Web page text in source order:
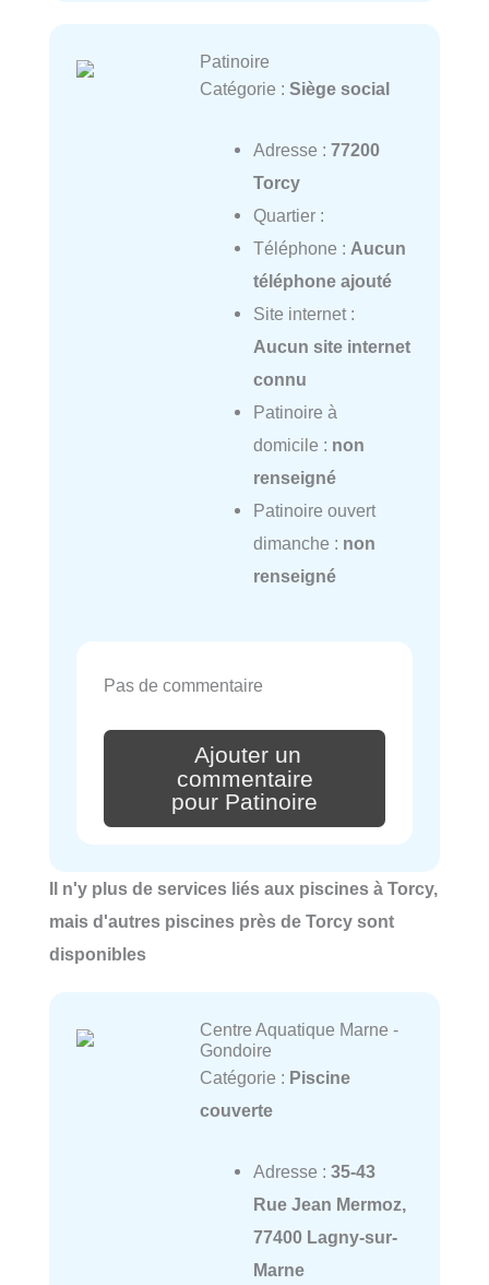
Patinoire
Catégorie : Siège social
Adresse : 77200
Torcy
Quartier :
Téléphone : Aucun
téléphone ajouté
Site internet :
Aucun site internet
connu
Patinoire à
domicile : non
renseigné
Patinoire ouvert
dimanche : non
renseigné
Pas de commentaire
Ajouter un
commentaire
pour Patinoire
Il n'y plus de services liés aux piscines à Torcy,
mais d'autres piscines près de Torcy sont
disponibles
Centre Aquatique Marne -
Gondoire
Catégorie : Piscine
couverte
Adresse : 35-43
Rue Jean Mermoz,
77400 Lagny-sur-
Marne